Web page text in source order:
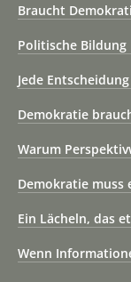
Braucht
Politische Bildung
Jede
Demokratie
Warum
Demokratie muss
Ein Lächeln, das
Wenn